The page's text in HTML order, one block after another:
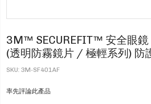
3M™ SECUREFIT™ 安全眼鏡
(透明防霧鏡片 / 極輕系列) 防
SKU 3M-SF401AF
率先評論此產品